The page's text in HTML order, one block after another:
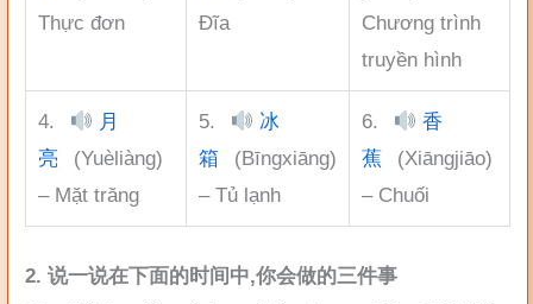
Thực đơn
Đĩa
Chương trình
truyền hình
4.
月
亮
(Yuèliàng)
– Mặt trăng
5.
冰
箱
(Bīngxiāng)
– Tủ lạnh
6.
香
蕉
(Xiāngjiāo)
– Chuối
2. 说一说在下面的时间中,你会做的三件事